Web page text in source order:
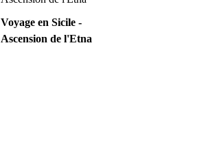
Voyage en Sicile -
Ascension de l'Etna